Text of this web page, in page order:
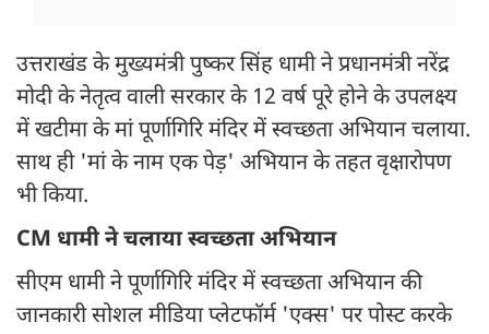
उत्तराखंड के मुख्यमंत्री पुष्कर सिंह धामी ने प्रधानमंत्री नरेंद्र
मोदी के नेतृत्व वाली सरकार के 12 वर्ष पूरे होने के उपलक्ष्य
में खटीमा के मां पूर्णागिरि मंदिर में स्वच्छता अभियान चलाया.
साथ ही 'मां के नाम एक पेड़' अभियान के तहत वृक्षारोपण
भी किया.
CM धामी ने चलाया स्वच्छता अभियान
सीएम धामी ने पूर्णागिरि मंदिर में स्वच्छता अभियान की
जानकारी सोशल मीडिया प्लेटफॉर्म 'एक्स' पर पोस्ट करके